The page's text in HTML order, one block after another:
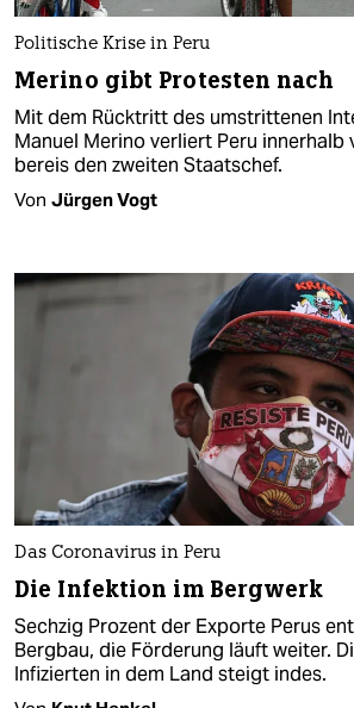
Politische Krise in Peru
Merino gibt Protesten nach
Mit dem Rücktritt des umstrittenen
Manuel Merino verliert Peru innerhalb
bereis den zweiten Staatschef.
Von Jürgen Vogt
Das Coronavirus in Peru
Die Infektion im Bergwerk
Sechzig Prozent der Exporte Perus
Bergbau, die Förderung läuft weiter.
Infizierten in dem Land steigt indes.